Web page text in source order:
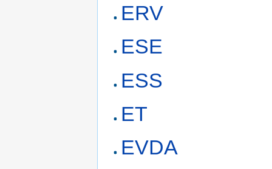
ERV
ESE
ESS
ET
EVDA